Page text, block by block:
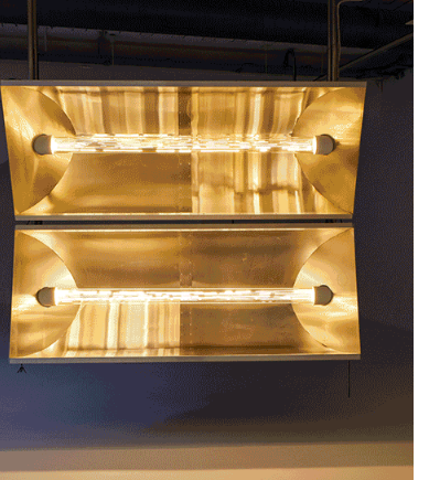
Buscaron revisar y flexibilizar la metodología
pusieron a varias personas en diálogo para trabajar
de comisariado que integran análisis de
producción de textos y procesos de
la metodología institucional de Index para
forma de trabajar con la práctica artística y el
de fomentar situaciones, acercarse a la
con las temporalidades. El punto de partida de la
trabajo que presenta material de archivo y una
con las que pueden interactuar los visitantes y el
expositivo se define a través de piezas
Fürst. El equipo de La Capella se
presentado y formulará diálogos con artistas de
paralelos.